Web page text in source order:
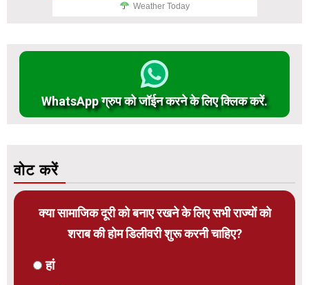
Weather Today
WhatsApp ग्रुप को जॉईन करने के लिए क्लिक करें.
वोट करें
क्या सामाजिक दूरी को बनाए रखने के लिए सभी राज्यों को
शराब की होम डिलीवरी शुरू करनी चाहिए?
हां